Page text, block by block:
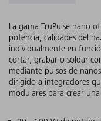
La gama TruPulse nano
potencia, calidades del
individualmente en
cortar, grabar o soldar
mediante pulsos de
dirigido a integradores
modulares para crear